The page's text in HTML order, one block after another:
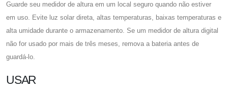
Guarde seu medidor de altura em um local seguro quando não estiver
em uso. Evite luz solar direta, altas temperaturas, baixas temperaturas e
alta umidade durante o armazenamento. Se um medidor de altura digital
não for usado por mais de três meses, remova a bateria antes de
guardá-lo.
USAR